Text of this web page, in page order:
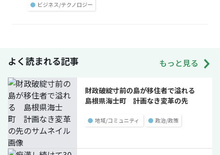
● ビジネス/テクノロジー
よく読まれる記事 もっと見る
財政破綻寸前の島が移住者で溢れる
島根県海士町 計画なき変革の先
● 地域/コミュニティ ● 政治/政策